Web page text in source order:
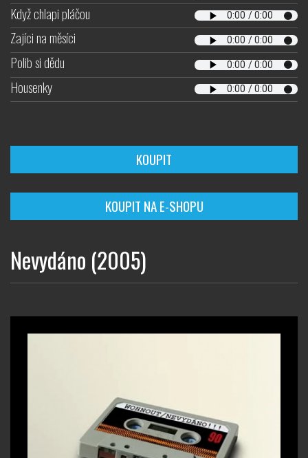
Když chlapi pláčou
Zajíci na měsíci
Polib si dědu
Housenky
KOUPIT
KOUPIT NA E-SHOPU
Nevydáno (2005)